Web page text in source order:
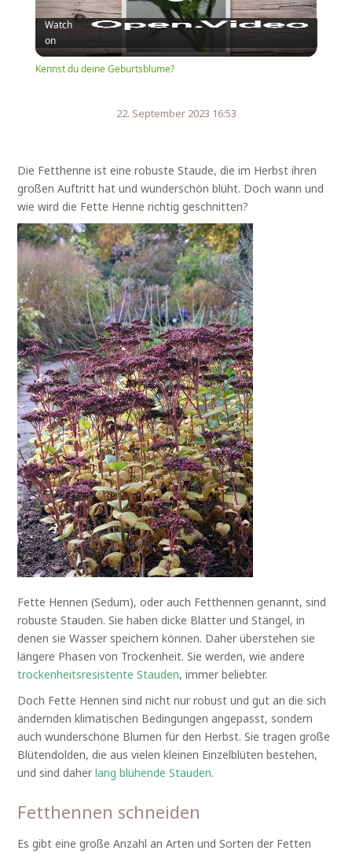
Video
Watch
on
Kennst du deine Geburtsblume?
22. September 2023 16:53
Die Fetthenne ist eine robuste Staude, die im Herbst ihren
großen Auftritt hat und wunderschön blüht. Doch wann und
wie wird die Fette Henne richtig geschnitten?
Fette Hennen (Sedum), oder auch Fetthennen genannt, sind
robuste Stauden. Sie haben dicke Blätter und Stängel, in
denen sie Wasser speichern können. Daher überstehen sie
längere Phasen von Trockenheit. Sie werden, wie andere
trockenheitsresistente Stauden, immer beliebter.
Doch Fette Hennen sind nicht nur robust und gut an die sich
ändernden klimatischen Bedingungen angepasst, sondern
auch wunderschöne Blumen für den Herbst. Sie tragen große
Blütendolden, die aus vielen kleinen Einzelblüten bestehen,
und sind daherlang blühende Stauden.
Fetthennen schneiden
Es gibt eine große Anzahl an Arten und Sorten der Fetten